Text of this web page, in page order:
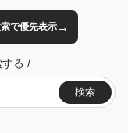
で優先表示→
る /
検索